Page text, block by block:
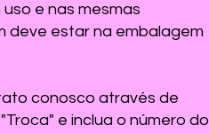
e nas mesmas
deve estar na embalagem
conosco através de
e inclua o número do